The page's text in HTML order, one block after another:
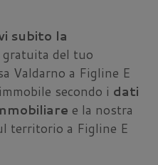
subito la
del tuo
Valdarno a Figline E
secondo i dati
e la nostra
territorio a Figline E